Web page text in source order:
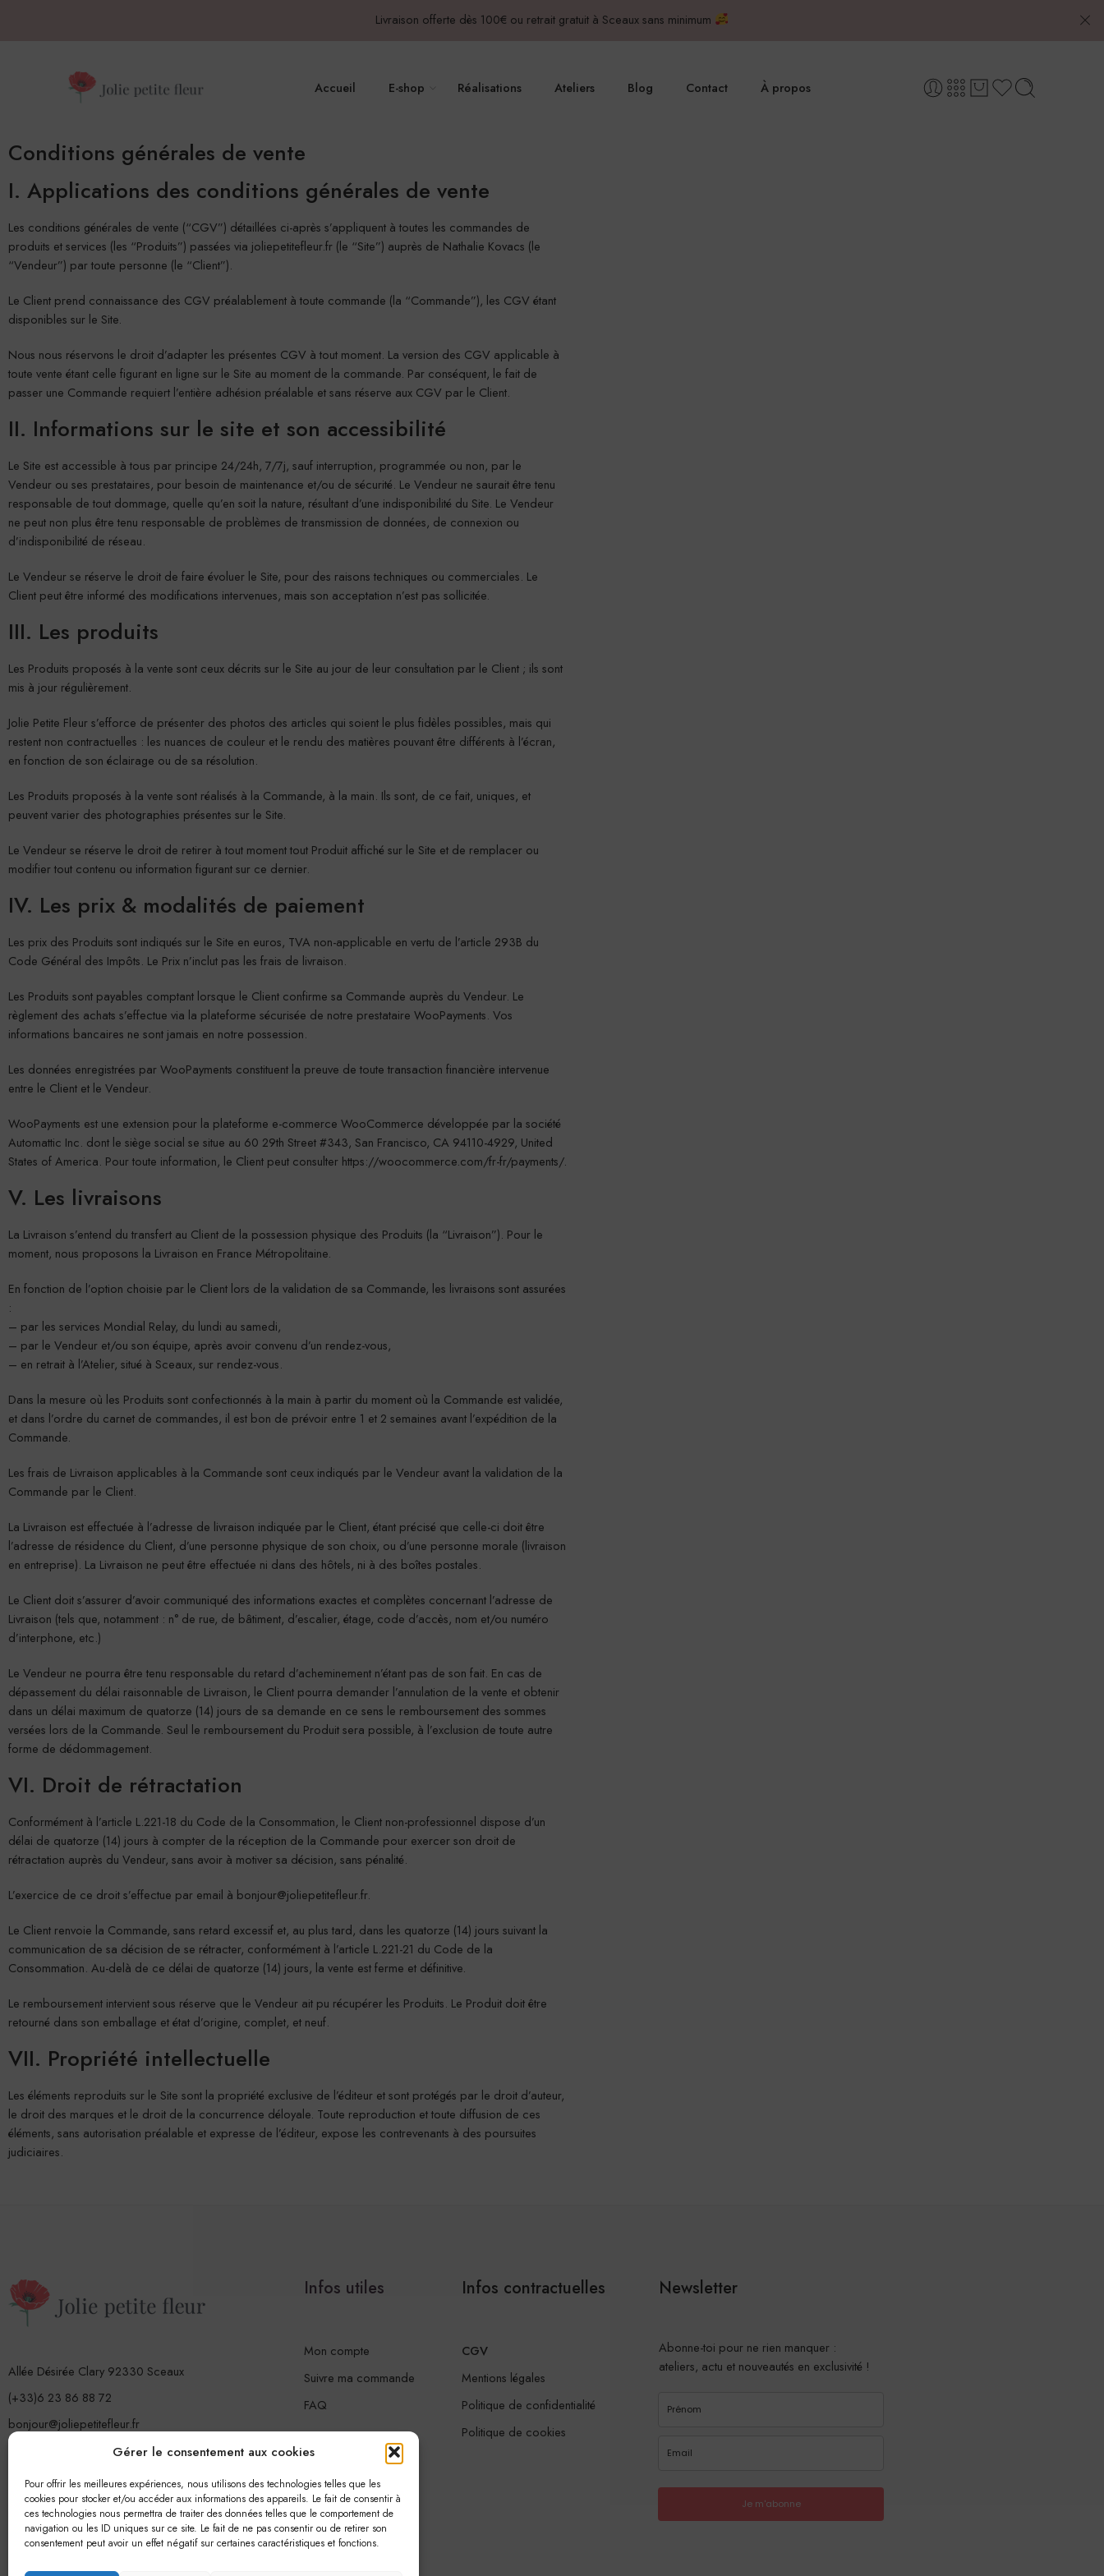
Gérer le consentement aux cookies
Pour offrir les meilleures expériences, nous utilisons des technologies telles que les
cookies pour stocker et/ou accéder aux informations des appareils. Le fait de consentir à
ces technologies nous permettra de traiter des données telles que le comportement de
navigation ou les ID uniques sur ce site. Le fait de ne pas consentir ou de retirer son
consentement peut avoir un effet négatif sur certaines caractéristiques et fonctions.
Livraison offerte dès 100€ ou retrait gratuit à Sceaux sans minimum
Accueil E-shop Réalisations Ateliers Blog Contact À propos
Conditions générales de vente
I. Applications des conditions générales de vente
Les conditions générales de vente (“CGV”) détaillées ci-après s’appliquent à toutes les commandes de
produits et services (les “Produits”) passées via joliepetitefleur.fr (le “Site”) auprès de Nathalie Kovacs (le
“Vendeur”) par toute personne (le “Client”).
Le Client prend connaissance des CGV préalablement à toute commande (la “Commande”), les CGV étant
disponibles sur le Site.
Nous nous réservons le droit d’adapter les présentes CGV à tout moment. La version des CGV applicable à
toute vente étant celle figurant en ligne sur le Site au moment de la commande. Par conséquent, le fait de
passer une Commande requiert l’entière adhésion préalable et sans réserve aux CGV par le Client.
II. Informations sur le site et son accessibilité
Le Site est accessible à tous par principe 24/24h, 7/7j, sauf interruption, programmée ou non, par le
Vendeur ou ses prestataires, pour besoin de maintenance et/ou de sécurité. Le Vendeur ne saurait être tenu
responsable de tout dommage, quelle qu’en soit la nature, résultant d’une indisponibilité du Site. Le Vendeur
ne peut non plus être tenu responsable de problèmes de transmission de données, de connexion ou
d’indisponibilité de réseau.
Le Vendeur se réserve le droit de faire évoluer le Site, pour des raisons techniques ou commerciales. Le
Client peut être informé des modifications intervenues, mais son acceptation n’est pas sollicitée.
III. Les produits
Les Produits proposés à la vente sont ceux décrits sur le Site au jour de leur consultation par le Client ; ils sont
mis à jour régulièrement.
Jolie Petite Fleur s’efforce de présenter des photos des articles qui soient le plus fidèles possibles, mais qui
restent non contractuelles : les nuances de couleur et le rendu des matières pouvant être différents à l’écran,
en fonction de son éclairage ou de sa résolution.
Les Produits proposés à la vente sont réalisés à la Commande, à la main. Ils sont, de ce fait, uniques, et
peuvent varier des photographies présentes sur le Site.
Le Vendeur se réserve le droit de retirer à tout moment tout Produit affiché sur le Site et de remplacer ou
modifier tout contenu ou information figurant sur ce dernier.
IV. Les prix & modalités de paiement
Les prix des Produits sont indiqués sur le Site en euros, TVA non-applicable en vertu de l’article 293B du
Code Général des Impôts. Le Prix n’inclut pas les frais de livraison.
Les Produits sont payables comptant lorsque le Client confirme sa Commande auprès du Vendeur. Le
règlement des achats s’effectue via la plateforme sécurisée de notre prestataire WooPayments. Vos
informations bancaires ne sont jamais en notre possession.
Les données enregistrées par WooPayments constituent la preuve de toute transaction financière intervenue
entre le Client et le Vendeur.
WooPayments est une extension pour la plateforme e-commerce WooCommerce développée par la société
Automattic Inc. dont le siège social se situe au 60 29th Street #343, San Francisco, CA 94110-4929, United
States of America. Pour toute information, le Client peut consulter https://woocommerce.com/fr-fr/payments/.
V. Les livraisons
La Livraison s’entend du transfert au Client de la possession physique des Produits (la “Livraison”). Pour le
moment, nous proposons la Livraison en France Métropolitaine.
En fonction de l’option choisie par le Client lors de la validation de sa Commande, les livraisons sont assurées
:
– par les services Mondial Relay, du lundi au samedi,
– par le Vendeur et/ou son équipe, après avoir convenu d’un rendez-vous,
– en retrait à l’Atelier, situé à Sceaux, sur rendez-vous.
Dans la mesure où les Produits sont confectionnés à la main à partir du moment où la Commande est validée,
et dans l’ordre du carnet de commandes, il est bon de prévoir entre 1 et 2 semaines avant l’expédition de la
Commande.
Les frais de Livraison applicables à la Commande sont ceux indiqués par le Vendeur avant la validation de la
Commande par le Client.
La Livraison est effectuée à l’adresse de livraison indiquée par le Client, étant précisé que celle-ci doit être
l’adresse de résidence du Client, d’une personne physique de son choix, ou d’une personne morale (livraison
en entreprise). La Livraison ne peut être effectuée ni dans des hôtels, ni à des boîtes postales.
Le Client doit s’assurer d’avoir communiqué des informations exactes et complètes concernant l’adresse de
Livraison (tels que, notamment : n° de rue, de bâtiment, d’escalier, étage, code d’accès, nom et/ou numéro
d’interphone, etc.)
Le Vendeur ne pourra être tenu responsable du retard d’acheminement n’étant pas de son fait. En cas de
dépassement du délai raisonnable de Livraison, le Client pourra demander l’annulation de la vente et obtenir
dans un délai maximum de quatorze (14) jours de sa demande en ce sens le remboursement des sommes
versées lors de la Commande. Seul le remboursement du Produit sera possible, à l’exclusion de toute autre
forme de dédommagement.
VI. Droit de rétractation
Conformément à l’article L.221-18 du Code de la Consommation, le Client non-professionnel dispose d’un
délai de quatorze (14) jours à compter de la réception de la Commande pour exercer son droit de
rétractation auprès du Vendeur, sans avoir à motiver sa décision, sans pénalité.
L’exercice de ce droit s’effectue par email à bonjour@joliepetitefleur.fr.
Le Client renvoie la Commande, sans retard excessif et, au plus tard, dans les quatorze (14) jours suivant la
communication de sa décision de se rétracter, conformément à l’article L.221-21 du Code de la
Consommation. Au-delà de ce délai de quatorze (14) jours, la vente est ferme et définitive.
Le remboursement intervient sous réserve que le Vendeur ait pu récupérer les Produits. Le Produit doit être
retourné dans son emballage et état d’origine, complet, et neuf.
VII. Propriété intellectuelle
Les éléments reproduits sur le Site sont la propriété exclusive de l’éditeur et sont protégés par le droit d’auteur,
le droit des marques et le droit de la concurrence déloyale. Toute reproduction et toute diffusion de ces
éléments, sans autorisation préalable et expresse de l’éditeur, expose les contrevenants à des poursuites
judiciaires.
Allée Désirée Clary 92330 Sceaux
(+33)6 23 86 88 72
bonjour@joliepetitefleur.fr
www.joliepetitefleur.fr
Infos utiles
Mon compte
Suivre ma commande
FAQ
Infos contractuelles
CGV
Mentions légales
Politique de confidentialité
Politique de cookies
Newsletter
Abonne-toi pour ne rien manquer :
ateliers, actu et nouveautés en exclusivité !
Je m'abonne